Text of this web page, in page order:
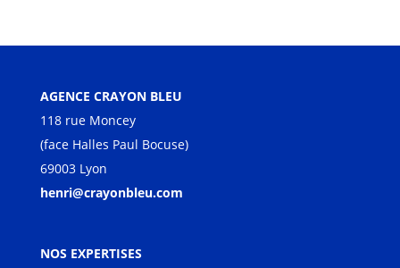
AGENCE CRAYON BLEU
118 rue Moncey
(face Halles Paul Bocuse)
69003 Lyon
henri@crayonbleu.com
NOS EXPERTISES